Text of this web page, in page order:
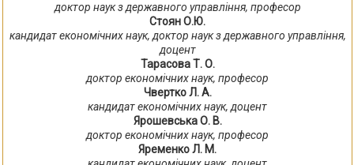
доктор наук з державного управління, професор
Стоян О.Ю.
кандидат економічних наук, доктор наук з державного управління,
доцент
Тарасова Т. О.
доктор економічних наук, професор
Чвертко Л. А.
кандидат економічних наук, доцент
Ярошевська О. В.
доктор економічних наук, професор
Яременко Л. М.